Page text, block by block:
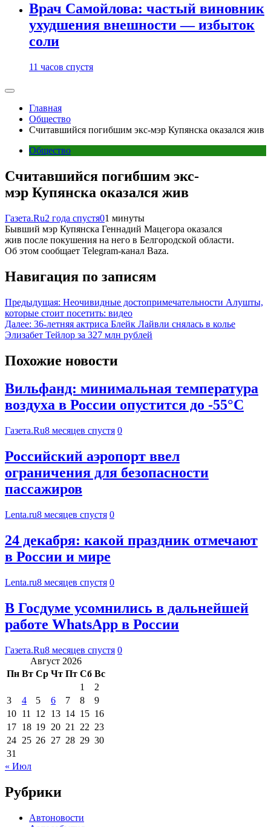
Врач Самойлова: частый виновник
ухудшения внешности — избыток
соли
11 часов спустя
Главная
Общество
Считавшийся погибшим экс-мэр Купянска оказался жив
Общество
Считавшийся погибшим экс-
мэр Купянска оказался жив
Газета.Ru2 года спустя01 минуты
Бывший мэр Купянска Геннадий Мацегора оказался
жив после покушения на него в Белгородской области.
Об этом сообщает Telegram-канал Baza.
Навигация по записям
Предыдущая: Неочивидные достопримечательности Алушты,
которые стоит посетить: видео
Далее: 36-летняя актриса Блейк Лайвли снялась в колье
Элизабет Тейлор за 327 млн рублей
Похожие новости
Вильфанд: минимальная температура
воздуха в России опустится до -55°С
Газета.Ru8 месяцев спустя 0
Российский аэропорт ввел
ограничения для безопасности
пассажиров
Lenta.ru8 месяцев спустя 0
24 декабря: какой праздник отмечают
в России и мире
Lenta.ru8 месяцев спустя 0
В Госдуме усомнились в дальнейшей
работе WhatsApp в России
Газета.Ru8 месяцев спустя 0
Август 2026
Пн Вт Ср Чт Пт Сб Вс
1
2
3
4 5 6 7 8
9
10 11 12 13 14 15 16
17 18 19 20 21 22 23
24 25 26 27 28 29 30
31
« Июл
Рубрики
Автоновости